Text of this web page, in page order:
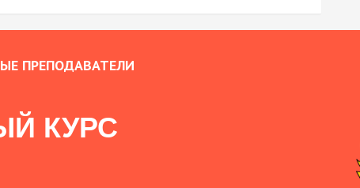
ПРЕПОДАВАТЕЛИ
КУРС